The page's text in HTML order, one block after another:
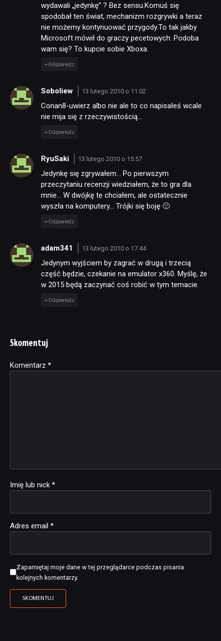
wydawali „jedynkę” ? Bez sensu.Komuś się
spodobał ten świat, mechanizm rozgrywki a teraz
nie możemy kontynuować przygody.To tak jakby
Microsoft mówił do graczy pecetowych: Podoba
wam się? To kupcie sobie Xboxa.
Odpowiedz
Soboliew 13 lutego 2010 o 11:02
Conan8-uwierz albo nie ale to co napisałeś wcale
nie mija się z rzeczywistością…
Odpowiedz
RyuSaki 13 lutego 2010 o 15:57
Jedynkę się zgrywałem… Po pierwszym
przeczytaniu recenzji wiedziałem, że to gra dla
mnie… W dwójkę te chciałem, ale ostatecznie
wyszła na komputery… Trójki się boję 🙁
Odpowiedz
adam341 13 lutego 2010 o 17:44
Jedynym wyjściem by zagrać w drugą i trzecią
część będzie, czekanie na emulator x360. Myślę, że
w 2015 będą zaczynać coś robić w tym temacie.
Odpowiedz
Skomentuj
Komentarz *
Imię lub nick *
Adres email *
Zapamiętaj moje dane w tej przeglądarce podczas pisania
kolejnych komentarzy.
Alternative: